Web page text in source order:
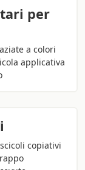
per
a colori
applicativa
copiativi